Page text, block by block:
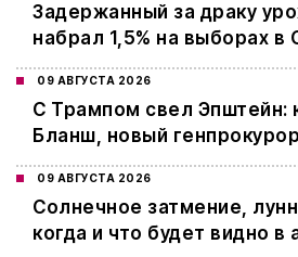
Задержанный за драку
набрал 1,5% на выборах
09 АВГУСТА 2026
С Трампом свел Эпштейн:
Бланш, новый
09 АВГУСТА 2026
Cолнечное затмение,
когда и что будет видно в